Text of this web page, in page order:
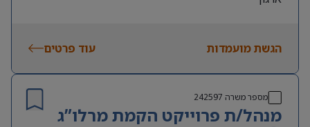
הגשת מועמדות עוד פרטים
מספר משרה 242597
מנהל/ת פרוייקט הקמת מרלו”ג